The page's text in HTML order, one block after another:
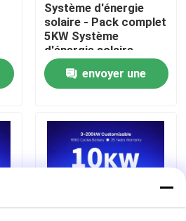
Système d'énergie
solaire - Pack complet
5KW Système
d'énergie solaire
10KW Système
d'énergie solaire pour
la maison hors réseau
envoyer une